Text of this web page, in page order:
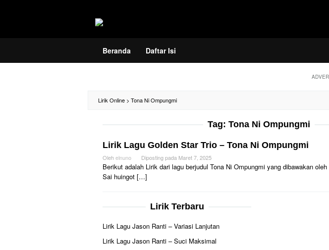
Beranda Daftar Isi
Lirik Online > Tona Ni Ompungmi
Tag: Tona Ni Ompungmi
Lirik Lagu Golden Star Trio – Tona Ni Ompungmi
Olehelnuno Diposting pada Maret 7, 2025
Berikut adalah Lirik dari lagu berjudul Tona Ni Ompungmi yang dibawakan
Sai huingot […]
Lirik Terbaru
Lirik Lagu Jason Ranti – Variasi Lanjutan
Lirik Lagu Jason Ranti – Suci Maksimal